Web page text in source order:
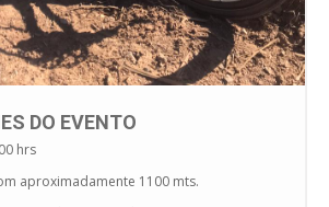
DO EVENTO
hrs
aproximadamente 1100 mts.